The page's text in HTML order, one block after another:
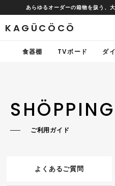
あらゆるオーダーの箱物を扱う、
KAGÜCÖCÖ
食器棚 TVボード ダ
ご利用ガイド
よくあるご質問